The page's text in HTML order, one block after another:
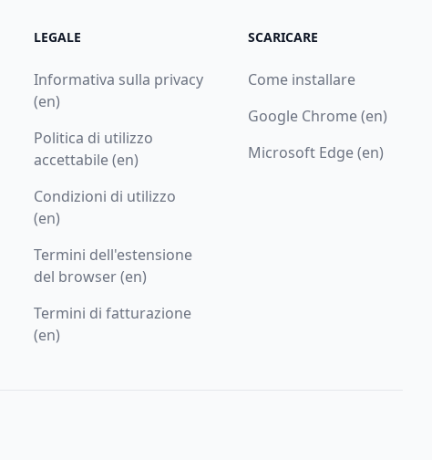
LEGALE
Informativa sulla privacy
(en)
Politica di utilizzo
accettabile (en)
Condizioni di utilizzo
(en)
Termini dell'estensione
del browser (en)
Termini di fatturazione
(en)
SCARICARE
Come installare
Google Chrome (en)
Microsoft Edge (en)